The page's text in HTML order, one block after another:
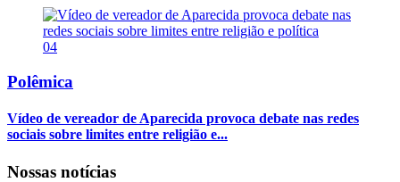
04
Polêmica
Vídeo de vereador de Aparecida provoca debate nas redes
sociais sobre limites entre religião e...
Nossas notícias